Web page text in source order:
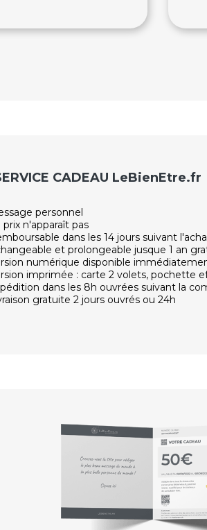
CADEAU LeBienEtre.fr
personnel
prix n'apparaît pas
dans les 14 jours suivant
et prolongeable jusque 1 an
numérique disponible
imprimée : carte 2 volets, pochette
dans les 8h ouvrées suivant la
gratuite 2 jours ouvrés ou 24h